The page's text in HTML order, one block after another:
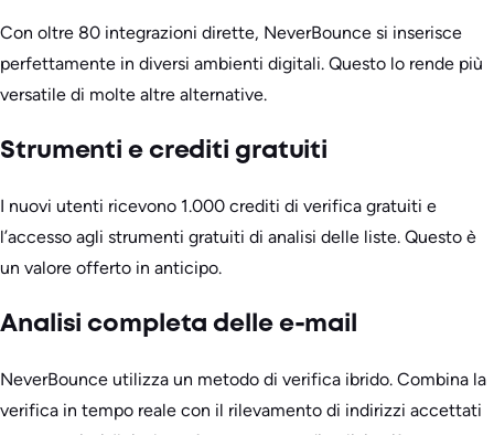
Con oltre 80 integrazioni dirette, NeverBounce si inserisce
perfettamente in diversi ambienti digitali. Questo lo rende più
versatile di molte altre alternative.
Strumenti e crediti gratuiti
I nuovi utenti ricevono 1.000 crediti di verifica gratuiti e
l’accesso agli strumenti gratuiti di analisi delle liste. Questo è
un valore offerto in anticipo.
Analisi completa delle e-mail
NeverBounce utilizza un metodo di verifica ibrido. Combina la
verifica in tempo reale con il rilevamento di indirizzi accettati